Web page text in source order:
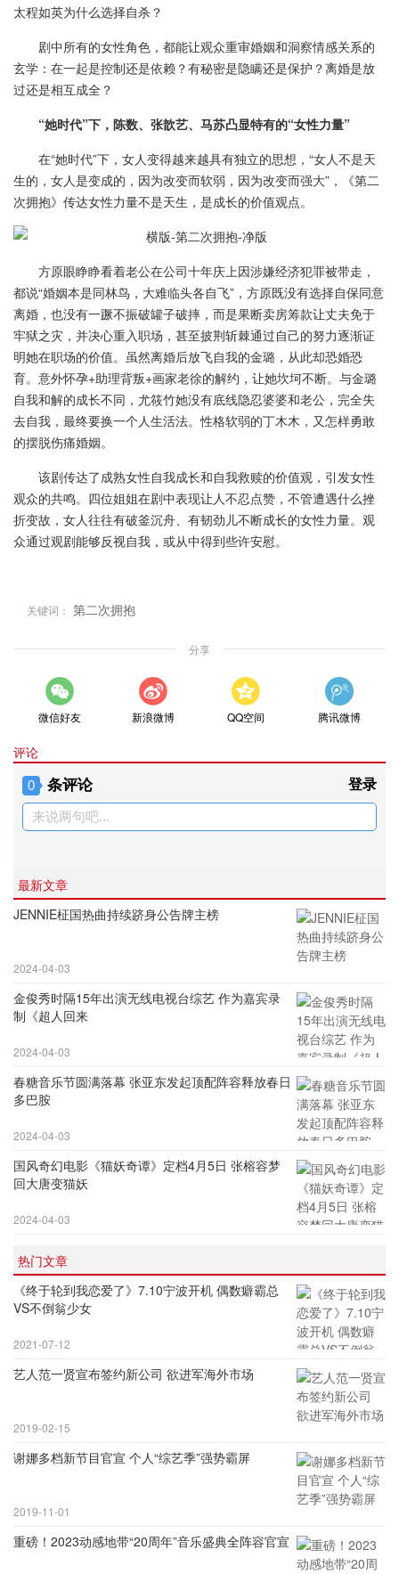
太程如英为什么选择自杀？
剧中所有的女性角色，都能让观众重审婚姻和洞察情感关系的
玄学：在一起是控制还是依赖？有秘密是隐瞒还是保护？离婚是放
过还是相互成全？
“她时代”下，陈数、张歆艺、马苏凸显特有的“女性力量”
在“她时代”下，女人变得越来越具有独立的思想，“女人不是天
生的，女人是变成的，因为改变而软弱，因为改变而强大”，《第二
次拥抱》传达女性力量不是天生，是成长的价值观点。
方原眼睁睁看着老公在公司十年庆上因涉嫌经济犯罪被带走，
都说“婚姻本是同林鸟，大难临头各自飞”，方原既没有选择自保同意
离婚，也没有一蹶不振破罐子破摔，而是果断卖房筹款让丈夫免于
牢狱之灾，并决心重入职场，甚至披荆斩棘通过自己的努力逐渐证
明她在职场的价值。虽然离婚后放飞自我的金璐，从此却恐婚恐
育。意外怀孕+助理背叛+画家老徐的解约，让她坎坷不断。与金璐
自我和解的成长不同，尤筱竹她没有底线隐忍婆婆和老公，完全失
去自我，最终要换一个人生活法。性格软弱的丁木木，又怎样勇敢
的摆脱伤痛婚姻。
该剧传达了成熟女性自我成长和自我救赎的价值观，引发女性
观众的共鸣。四位姐姐在剧中表现让人不忍点赞，不管遭遇什么挫
折变故，女人往往有破釜沉舟、有韧劲儿不断成长的女性力量。观
众通过观剧能够反视自我，或从中得到些许安慰。
关键词： 第二次拥抱
分享
微信好友 新浪微博 QQ空间 腾讯微博
评论
0 条评论 登录
来说两句吧...
最新文章
JENNIE柾国热曲持续跻身公告牌主榜
2024-04-03
金俊秀时隔15年出演无线电视台综艺 作为嘉宾录
制《超人回来
2024-04-03
春糖音乐节圆满落幕 张亚东发起顶配阵容释放春日
多巴胺
2024-04-03
国风奇幻电影《猫妖奇谭》定档4月5日 张榕容梦
回大唐变猫妖
2024-04-03
热门文章
《终于轮到我恋爱了》7.10宁波开机 偶数癖霸总
VS不倒翁少女
2021-07-12
艺人范一贤宣布签约新公司 欲进军海外市场
2019-02-15
谢娜多档新节目官宣 个人“综艺季”强势霸屏
2019-11-01
重磅！2023动感地带“20周年”音乐盛典全阵容官宣